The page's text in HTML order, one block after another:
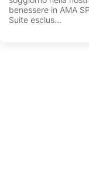
benessere in AMA
Suite esclus...